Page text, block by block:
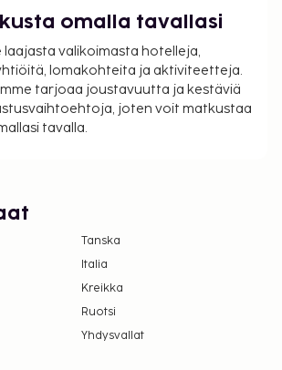
vero: 8.45 EUR per henkilö
veroa ei peritä alle 18 vuotta
kaikki majoituspaikan meille
pysäköinti: 30 EUR per päivä
ei ehkä kata kaikkea. Maksut ja
välttämättä sisällä veroja, ja ne
määräysten vuoksi käteismaksut
1000 EUR:n suuruista summaa
omalla tavallasi
laajasta valikoimasta hotelleja,
lomakohteita ja aktiviteetteja.
tarjoaa joustavuutta ja kestäviä
joten voit matkustaa
tavalla.
Tanska
Italia
Kreikka
Ruotsi
Yhdysvallat